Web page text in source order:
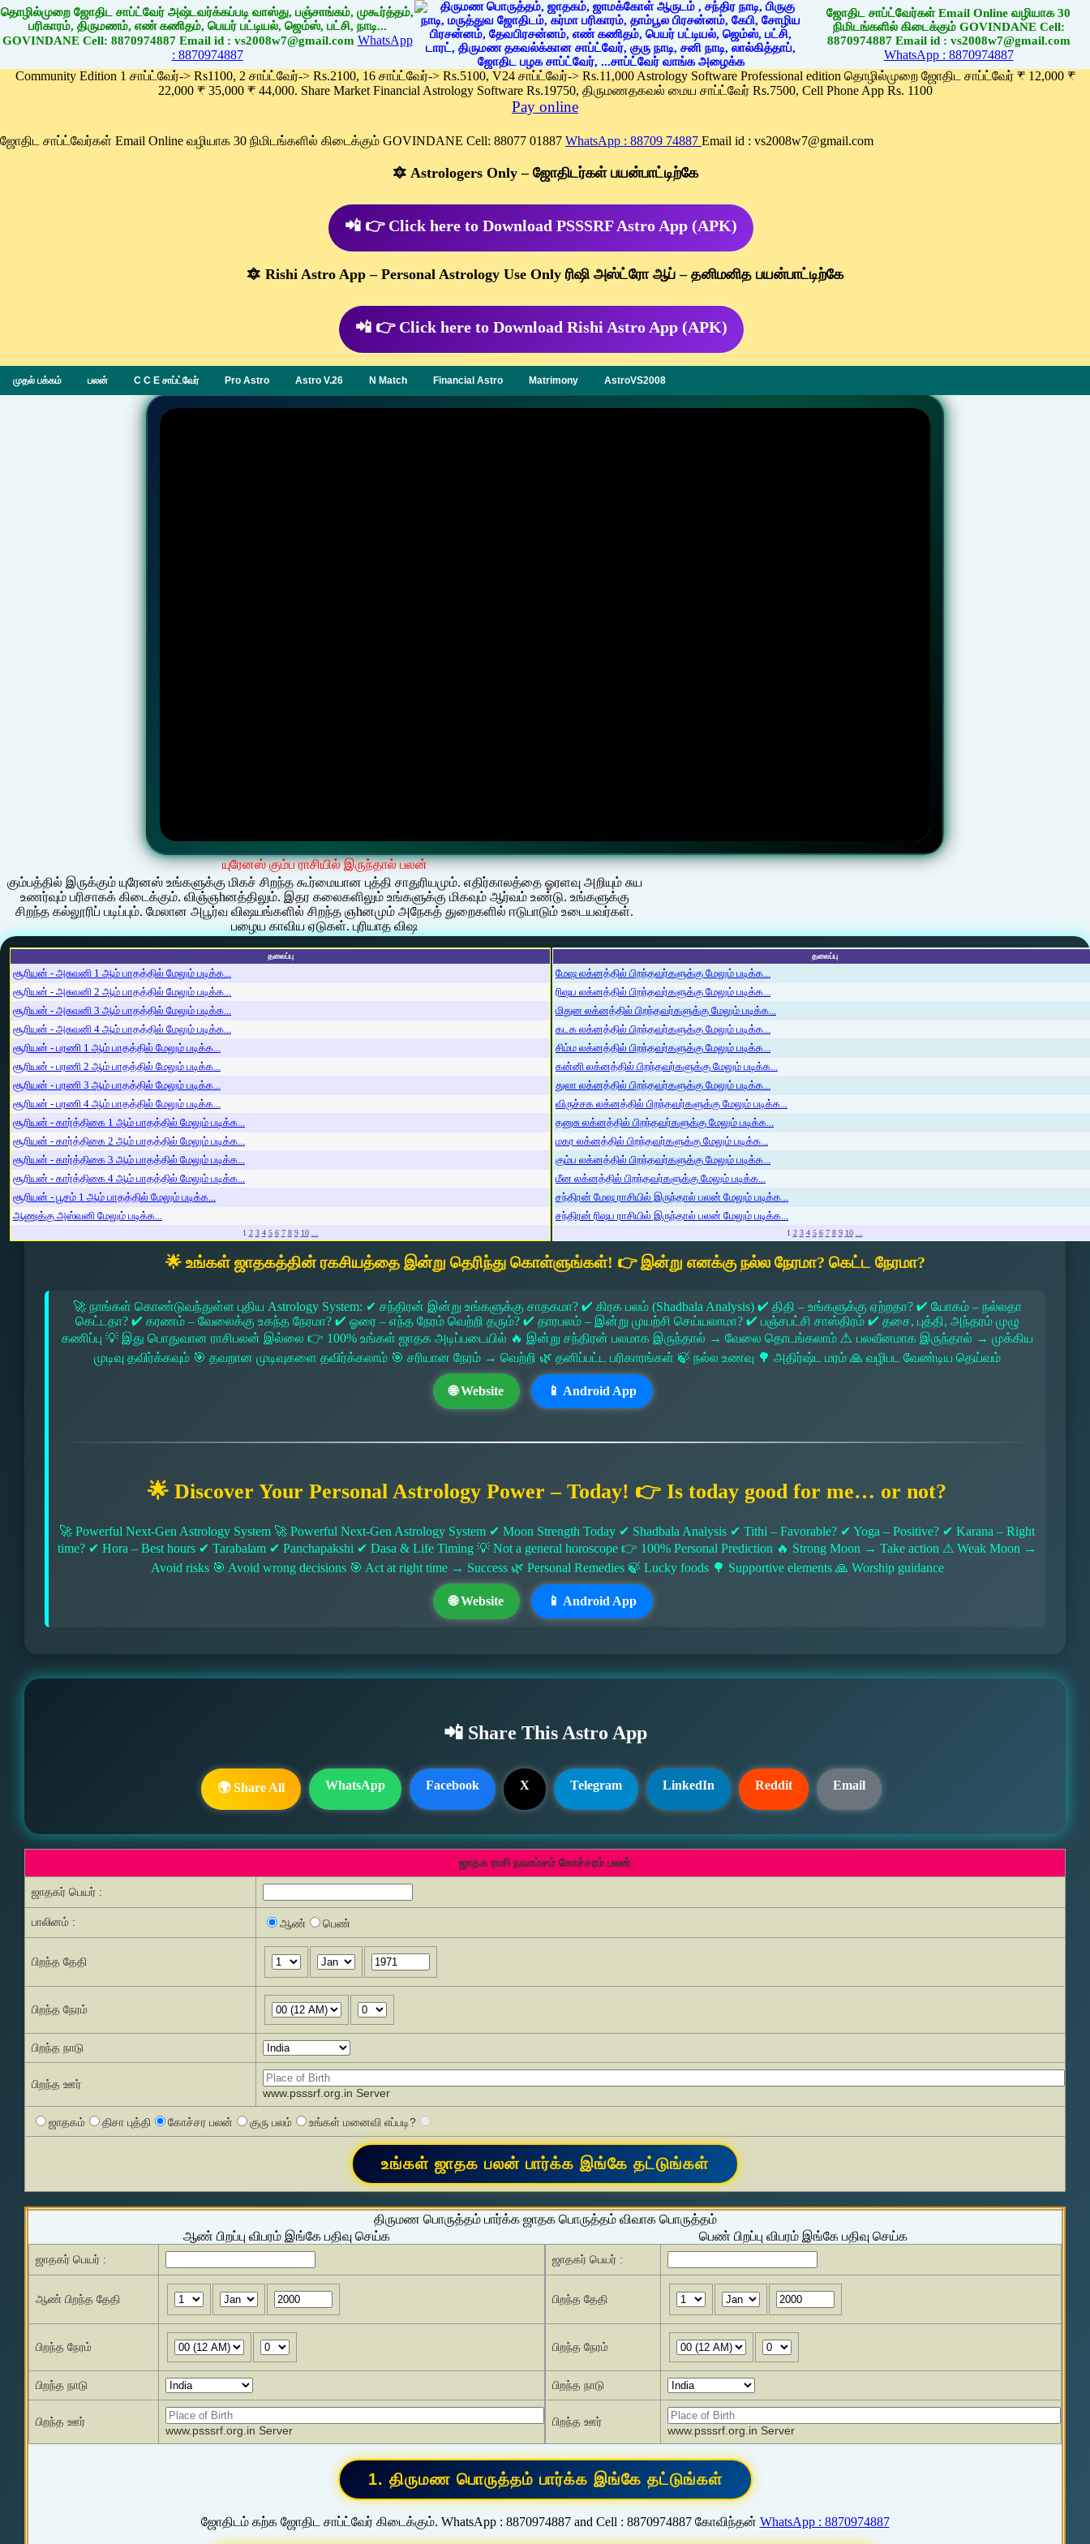
தொழில்முறை ஜோதிட சாப்ட்வேர் அஷ்டவர்க்கப்படி வாஸ்து, பஞ்சாங்கம், முகூர்த்தம்,
பரிகாரம், திருமணம், எண் கணிதம், பெயர் பட்டியல், ஜெம்ஸ், பட்சி, நாடி...
GOVINDANE Cell: 8870974887 Email id : vs2008w7@gmail.com WhatsApp
: 8870974887
ஜோதிட சாப்ட்வேர்கள் Email Online வழியாக 30
நிமிடங்களில் கிடைக்கும் GOVINDANE Cell:
8870974887 Email id : vs2008w7@gmail.com
WhatsApp : 8870974887
Community Edition 1 சாப்ட்வேர்-> Rs1100, 2 சாப்ட்வேர்-> Rs.2100, 16 சாப்ட்வேர்-> Rs.5100, V24 சாப்ட்வேர்-> Rs.11,000 Astrology Software Professional edition தொழில்முறை ஜோதிட சாப்ட்வேர் ₹ 12,000 ₹
22,000 ₹ 35,000 ₹ 44,000. Share Market Financial Astrology Software Rs.19750, திருமணதகவல் மைய சாப்ட்வேர் Rs.7500, Cell Phone App Rs. 1100
Pay online
ஜோதிட சாப்ட்வேர்கள் Email Online வழியாக 30 நிமிடங்களில் கிடைக்கும் GOVINDANE Cell: 88077 01887 WhatsApp : 88709 74887 Email id : vs2008w7@gmail.com
🔯 Astrologers Only – ஜோதிடர்கள் பயன்பாட்டிற்கே
📲 👉 Click here to Download PSSSRF Astro App (APK)
🔯 Rishi Astro App – Personal Astrology Use Only ரிஷி அஸ்ட்ரோ ஆப் – தனிமனித பயன்பாட்டிற்கே
📲 👉 Click here to Download Rishi Astro App (APK)
முதல் பக்கம் பலன் C C E சாப்ட்வேர் Pro Astro Astro V.26 N Match Financial Astro Matrimony AstroVS2008
யுரேனஸ் கும்ப ராசியில் இருந்தால் பலன்
கும்பத்தில் இருக்கும் யுரேனஸ் உங்களுக்கு மிகச் சிறந்த கூர்மையான புத்தி சாதுரியமும். எதிர்காலத்தை ஓரளவு அறியும் சுய
உணர்வும் பரிசாகக் கிடைக்கும். விஞ்ஞhனத்திலும். இதர கலைகளிலும் உங்களுக்கு மிகவும் ஆர்வம் உண்டு. உங்களுக்கு
சிறந்த கல்லூரிப் படிப்பும். மேலான அபூர்வ விஷயங்களில் சிறந்த ஞhனமும் அநேகத் துறைகளில் ஈடுபாடும் உடையவர்கள்.
பழைய காவிய ஏடுகள். புரியாத விஷ
தலைப்பு
சூரியன் - அசுவனி 1 ஆம் பாதத்தில் மேலும் படிக்க...
சூரியன் - அசுவனி 2 ஆம் பாதத்தில் மேலும் படிக்க...
சூரியன் - அசுவனி 3 ஆம் பாதத்தில் மேலும் படிக்க...
சூரியன் - அசுவனி 4 ஆம் பாதத்தில் மேலும் படிக்க...
சூரியன் - பரணி 1 ஆம் பாதத்தில் மேலும் படிக்க...
சூரியன் - பரணி 2 ஆம் பாதத்தில் மேலும் படிக்க...
சூரியன் - பரணி 3 ஆம் பாதத்தில் மேலும் படிக்க...
சூரியன் - பரணி 4 ஆம் பாதத்தில் மேலும் படிக்க...
சூரியன் - கார்த்திகை 1 ஆம் பாதத்தில் மேலும் படிக்க...
சூரியன் - கார்த்திகை 2 ஆம் பாதத்தில் மேலும் படிக்க...
சூரியன் - கார்த்திகை 3 ஆம் பாதத்தில் மேலும் படிக்க...
சூரியன் - கார்த்திகை 4 ஆம் பாதத்தில் மேலும் படிக்க...
சூரியன் - பூசம் 1 ஆம் பாதத்தில் மேலும் படிக்க...
ஆணுக்கு அஸ்வனி மேலும் படிக்க...
1 2 3 4 5 6 7 8 9 10 ...
தலைப்பு
மேஷ லக்னத்தில் பிறந்தவர்களுக்கு மேலும் படிக்க...
ரிஷப லக்னத்தில் பிறந்தவர்களுக்கு மேலும் படிக்க...
மிதுன லக்னத்தில் பிறந்தவர்களுக்கு மேலும் படிக்க...
கடக லக்னத்தில் பிறந்தவர்களுக்கு மேலும் படிக்க...
சிம்ம லக்னத்தில் பிறந்தவர்களுக்கு மேலும் படிக்க...
கன்னி லக்னத்தில் பிறந்தவர்களுக்கு மேலும் படிக்க...
துலா லக்னத்தில் பிறந்தவர்களுக்கு மேலும் படிக்க...
விருச்சக லக்னத்தில் பிறந்தவர்களுக்கு மேலும் படிக்க...
தனுசு லக்னத்தில் பிறந்தவர்களுக்கு மேலும் படிக்க...
மகர லக்னத்தில் பிறந்தவர்களுக்கு மேலும் படிக்க...
கும்ப லக்னத்தில் பிறந்தவர்களுக்கு மேலும் படிக்க...
மீன லக்னத்தில் பிறந்தவர்களுக்கு மேலும் படிக்க...
சந்திரன் மேஷ ராசியில் இருந்தால் பலன் மேலும் படிக்க...
சந்திரன் ரிஷப ராசியில் இருந்தால் பலன் மேலும் படிக்க...
1 2 3 4 5 6 7 8 9 10 ...
🌟 உங்கள் ஜாதகத்தின் ரகசியத்தை இன்று தெரிந்து கொள்ளுங்கள்! 👉 இன்று எனக்கு நல்ல நேரமா? கெட்ட நேரமா?
🚀 நாங்கள் கொண்டுவந்துள்ள புதிய Astrology System: ✔ சந்திரன் இன்று உங்களுக்கு சாதகமா? ✔ கிரக பலம் (Shadbala Analysis) ✔ திதி – உங்களுக்கு ஏற்றதா? ✔ யோகம் – நல்லதா
கெட்டதா? ✔ கரணம் – வேலைக்கு உகந்த நேரமா? ✔ ஓரை – எந்த நேரம் வெற்றி தரும்? ✔ தாரபலம் – இன்று முயற்சி செய்யலாமா? ✔ பஞ்சபட்சி சாஸ்திரம் ✔ தசை, புத்தி, அந்தரம் முழு
கணிப்பு 💡 இது பொதுவான ராசிபலன் இல்லை 👉 100% உங்கள் ஜாதக அடிப்படையில் 🔥 இன்று சந்திரன் பலமாக இருந்தால் → வேலை தொடங்கலாம் ⚠ பலவீனமாக இருந்தால் → முக்கிய
முடிவு தவிர்க்கவும் 🎯 தவறான முடிவுகளை தவிர்க்கலாம் 🎯 சரியான நேரம் → வெற்றி 🌿 தனிப்பட்ட பரிகாரங்கள் 🍃 நல்ல உணவு 🌳 அதிர்ஷ்ட மரம் 🙏 வழிபட வேண்டிய தெய்வம்
🌐 Website 📱 Android App
🌟 Discover Your Personal Astrology Power – Today! 👉 Is today good for me… or not?
🚀 Powerful Next-Gen Astrology System 🚀 Powerful Next-Gen Astrology System ✔ Moon Strength Today ✔ Shadbala Analysis ✔ Tithi – Favorable? ✔ Yoga – Positive? ✔ Karana – Right
time? ✔ Hora – Best hours ✔ Tarabalam ✔ Panchapakshi ✔ Dasa & Life Timing 💡 Not a general horoscope 👉 100% Personal Prediction 🔥 Strong Moon → Take action ⚠ Weak Moon →
Avoid risks 🎯 Avoid wrong decisions 🎯 Act at right time → Success 🌿 Personal Remedies 🍃 Lucky foods 🌳 Supportive elements 🙏 Worship guidance
🌐 Website 📱 Android App
📲 Share This Astro App
🌍 Share All WhatsApp Facebook X Telegram LinkedIn Reddit Email
ஜாதக ராசி நவாம்சம் கோச்சரம் பலன்
ஜாதகர் பெயர் :
பாலினம் : ஆண் பெண்
பிறந்த தேதி
பிறந்த நேரம்
பிறந்த நாடு
பிறந்த ஊர்
www.psssrf.org.in Server
ஜாதகம் திசா புத்தி கோச்சர பலன் குரு பலம் உங்கள் மனைவி எப்படி?
திருமண பொருத்தம் பார்க்க ஜாதக பொருத்தம் விவாக பொருத்தம்
ஆண் பிறப்பு விபரம் இங்கே பதிவு செய்க
பெண் பிறப்பு விபரம் இங்கே பதிவு செய்க
ஜாதகர் பெயர் :
ஆண் பிறந்த தேதி
பிறந்த நேரம்
பிறந்த நாடு
பிறந்த ஊர்
www.psssrf.org.in Server
ஜாதகர் பெயர் :
பிறந்த தேதி
பிறந்த நேரம்
பிறந்த நாடு
பிறந்த ஊர்
www.psssrf.org.in Server
ஜோதிடம் கற்க ஜோதிட சாப்ட்வேர் கிடைக்கும். WhatsApp : 8870974887 and Cell : 8870974887 கோவிந்தன் WhatsApp : 8870974887